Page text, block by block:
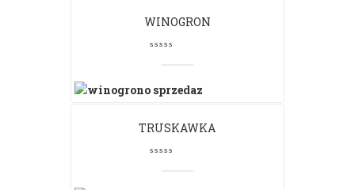
WINOGRON
TRUSKAWKA